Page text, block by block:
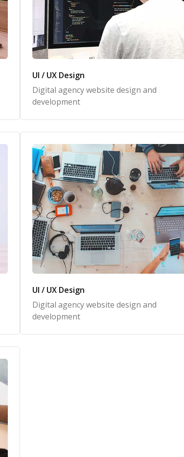
UI / UX Design
Digital agency website design and
development
UI / UX Design
Digital agency website design and
development